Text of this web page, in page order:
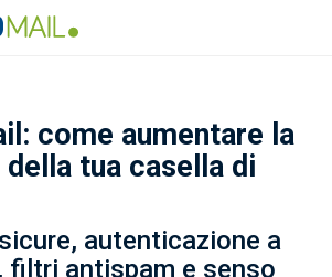
come aumentare la
tua casella di
autenticazione a
filtri antispam e senso